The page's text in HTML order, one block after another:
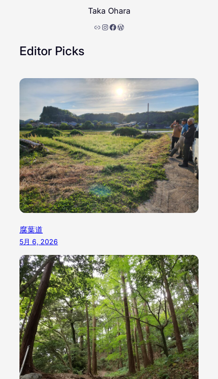
Taka Ohara
リンク Instagram Facebook WordPress
Editor Picks
腐葉道
5月 6, 2026